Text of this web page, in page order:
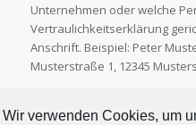
Wir verwenden Cookies, um
Unternehmen oder welche
Vertraulichkeitserklärung
Anschrift. Beispiel: Peter
Musterstraße 1, 12345